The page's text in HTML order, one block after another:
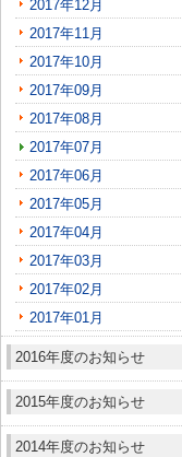
2017年12月
2017年11月
2017年10月
2017年09月
2017年08月
2017年07月
2017年06月
2017年05月
2017年04月
2017年03月
2017年02月
2017年01月
2016年度のお知らせ
2015年度のお知らせ
2014年度のお知らせ